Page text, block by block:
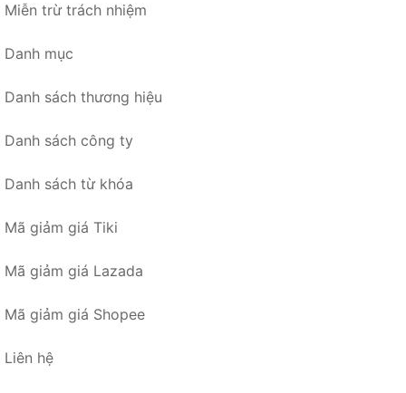
Miễn trừ trách nhiệm
Danh mục
Danh sách thương hiệu
Danh sách công ty
Danh sách từ khóa
Mã giảm giá Tiki
Mã giảm giá Lazada
Mã giảm giá Shopee
Liên hệ